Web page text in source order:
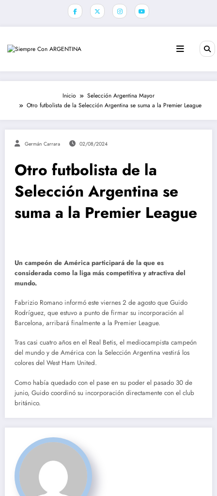
Inicio
Selección Argentina Mayor
Otro futbolista de la Selección Argentina se suma a la Premier League
Germán Carrara 02/08/2024
Otro futbolista de la
Selección Argentina se
suma a la Premier League
Un campeón de América participará de la que es
considerada como la liga más competitiva y atractiva del
mundo.
Fabrizio Romano informó este viernes 2 de agosto que Guido
Rodríguez, que estuvo a punto de firmar su incorporación al
Barcelona, arribará finalmente a la Premier League.
Tras casi cuatro años en el Real Betis, el mediocampista campeón
del mundo y de América con la Selección Argentina vestirá los
colores del West Ham United.
Como había quedado con el pase en su poder el pasado 30 de
junio, Guido coordinó su incorporación directamente con el club
británico.